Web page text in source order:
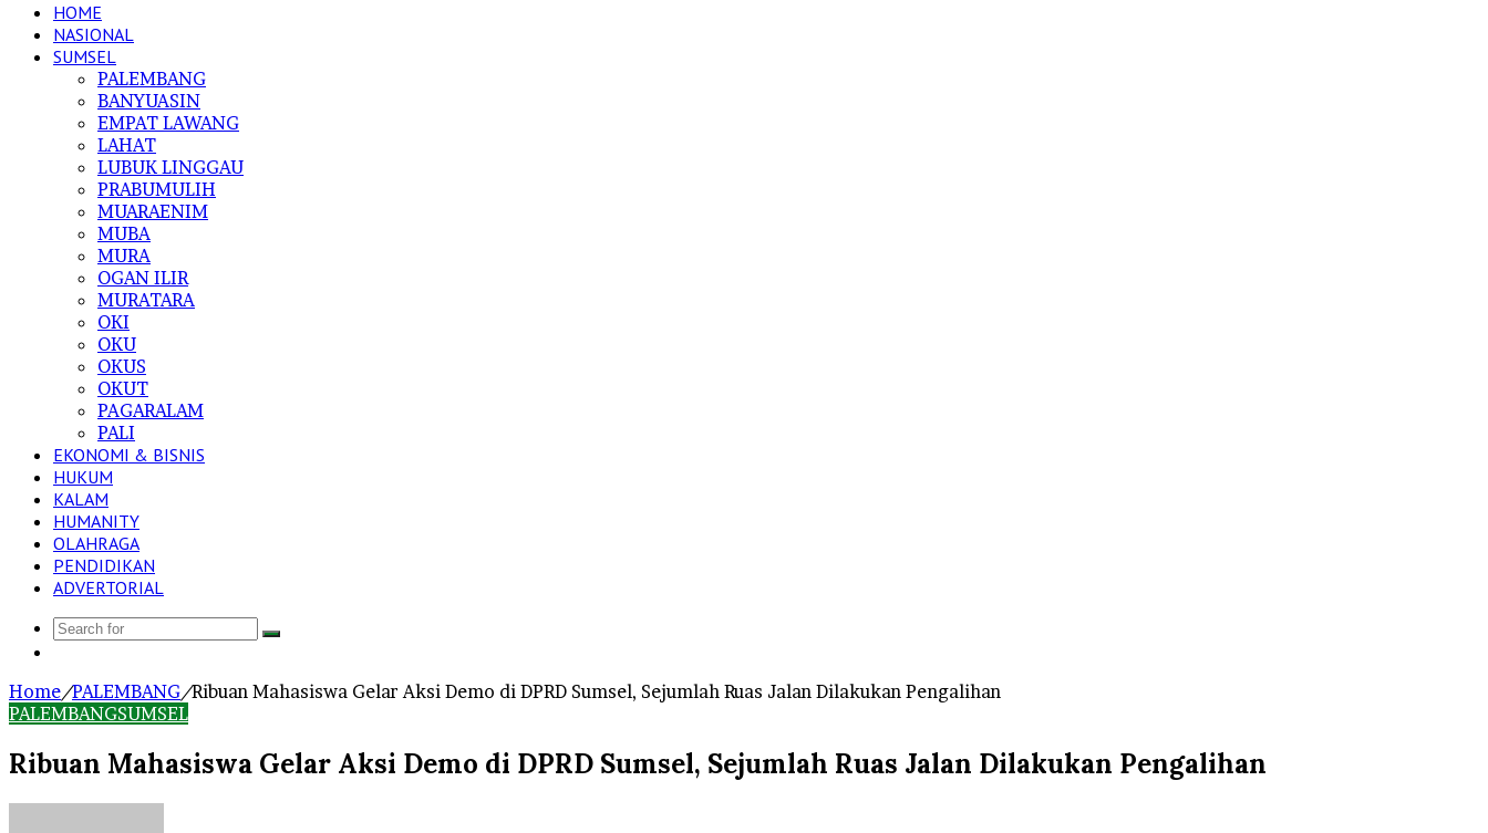
HOME
NASIONAL
SUMSEL
PALEMBANG
BANYUASIN
EMPAT LAWANG
LAHAT
LUBUK LINGGAU
PRABUMULIH
MUARAENIM
MUBA
MURA
OGAN ILIR
MURATARA
OKI
OKU
OKUS
OKUT
PAGARALAM
PALI
EKONOMI & BISNIS
HUKUM
KALAM
HUMANITY
OLAHRAGA
PENDIDIKAN
ADVERTORIAL
Search
Home/PALEMBANG/Ribuan Mahasiswa Gelar Aksi Demo di DPRD Sumsel, Sejumlah Ruas Jalan Dilakukan Pengalihan
PALEMBANGSUMSEL
Ribuan Mahasiswa Gelar Aksi Demo di DPRD Sumsel, Sejumlah Ruas Jalan Dilakukan Pengalihan